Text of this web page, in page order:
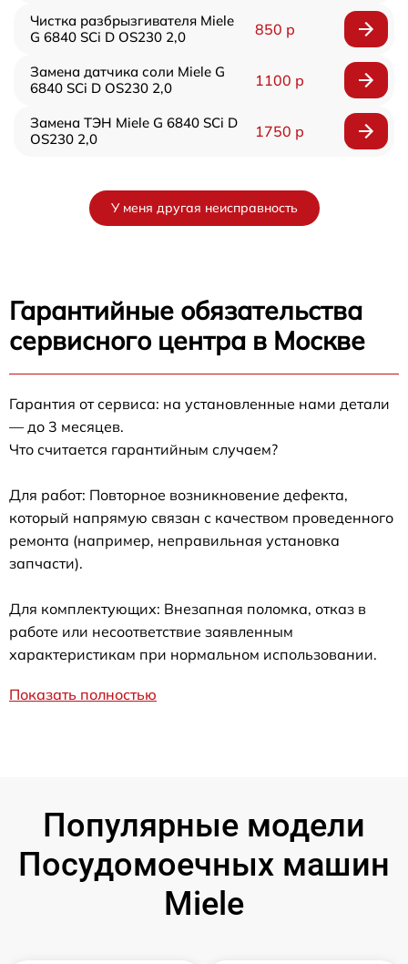
Чистка разбрызгивателя Miele
G 6840 SCi D OS230 2,0
850 р
Замена датчика соли Miele G
6840 SCi D OS230 2,0
1100 р
Замена ТЭН Miele G 6840 SCi D
OS230 2,0
1750 р
У меня другая неисправность
Гарантийные обязательства
сервисного центра в Москве
Гарантия от сервиса: на установленные нами детали
— до 3 месяцев.
Что считается гарантийным случаем?
Для работ: Повторное возникновение дефекта,
который напрямую связан с качеством проведенного
ремонта (например, неправильная установка
запчасти).
Для комплектующих: Внезапная поломка, отказ в
работе или несоответствие заявленным
характеристикам при нормальном использовании.
Показать полностью
Популярные модели
Посудомоечных машин
Miele